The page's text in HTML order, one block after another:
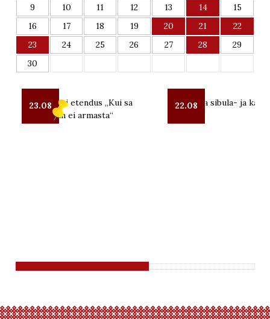
9
10 11 12 13 14
15
16
17 18 19 20 21
22
23
24 25 26 27 28
29
30
23.08
OUT teatri etendus „Kui sa
mind enam ei armasta“
22.08
Lüübnitsa sibula- ja